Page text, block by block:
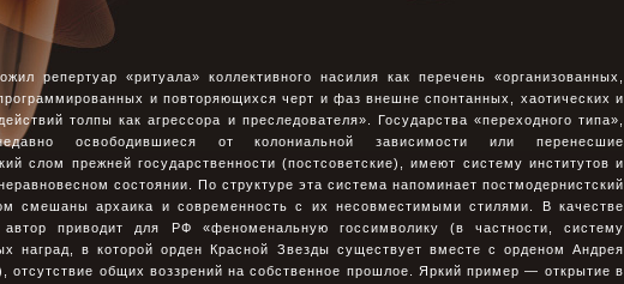
репертуар «ритуала» коллективного насилия как перечень «организованных,
и повторяющихся черт и фаз внешне спонтанных, хаотических и
толпы как агрессора и преследователя». Государства «переходного типа»,
освободившиеся от колониальной зависимости или перенесшие
слом прежней государственности (постсоветские), имеют систему институтов и
состоянии. По структуре эта система напоминает постмодернистский
смешаны архаика и современность с их несовместимыми стилями. В качестве
приводит для РФ «феноменальную госсимволику (в частности, систему
наград, в которой орден Красной Звезды существует вместе с орденом Андрея
отсутствие общих воззрений на собственное прошлое. Яркий пример — открытие в